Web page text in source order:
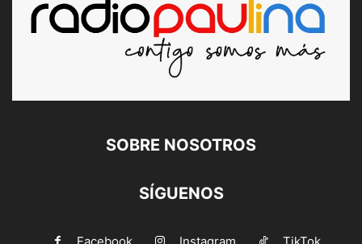
SOBRE NOSOTROS
SÍGUENOS